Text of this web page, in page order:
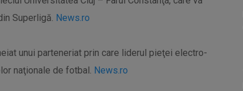
Superligă. News.ro
unui parteneriat prin care liderul pieţei electro-
naţionale de fotbal. News.ro